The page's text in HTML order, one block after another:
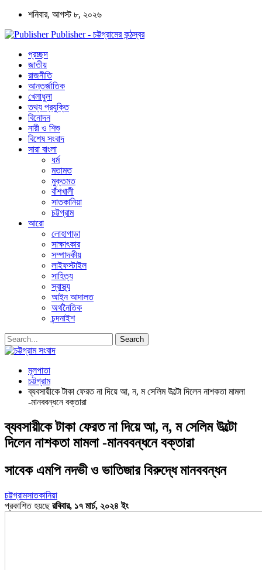
শনিবার, আগস্ট ৮, ২০২৬
Publisher - চট্টগ্রামের কন্ঠস্বর
প্রচ্ছদ
জাতীয়
রাজনীতি
আন্তর্জাতিক
খেলাধুলা
তথ্য প্রযুক্তি
বিনোদন
নারী ও শিশু
বিশেষ সংবাদ
সারা বাংলা
ধর্ম
মতামত
মুক্তমত
বাঁশখালী
সাতকানিয়া
চট্টগ্রাম
আরো
লোহাগাড়া
সাক্ষাৎকার
সম্পাদকীয়
লাইফস্টাইল
সাহিত্য
স্বাস্থ্য
আইন আদালত
অর্থনৈতিক
চন্দনাইশ
মূলপাতা
চট্টগ্রাম
ব্যবসায়ীকে টাকা ফেরত না দিয়ে আ, ন, ম সেলিম উল্টো দিলেন নাশকতা মামলা
-মানববন্ধনে বক্তারা
ব্যবসায়ীকে টাকা ফেরত না দিয়ে আ, ন, ম সেলিম উল্টো
দিলেন নাশকতা মামলা -মানববন্ধনে বক্তারা
সাবেক এমপি নদভী ও ভাতিজার বিরুদ্ধে মানববন্ধন
চট্টগ্রামসাতকানিয়া
প্রকাশিত হয়ছেরবিবার, ১৭ মার্চ, ২০২৪ ইং